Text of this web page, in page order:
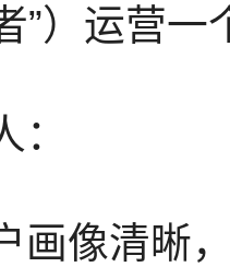
”）运营
画像清晰